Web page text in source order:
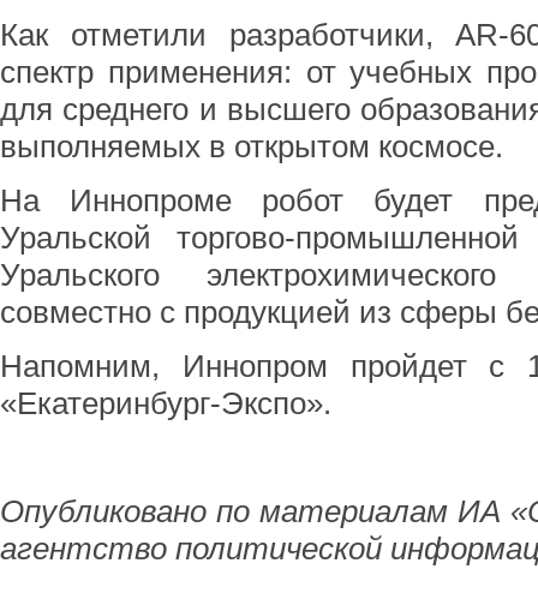
Как отметили разработчики,
спектр применения: от учебных
для среднего и высшего
выполняемых в открытом космосе.
На Иннопроме робот будет
Уральской торгово-
Уральского
совместно с продукцией из сферы
Напомним, Иннопром пройдет
«Екатеринбург-Экспо».
Опубликовано по материалам ИА
агентство политической